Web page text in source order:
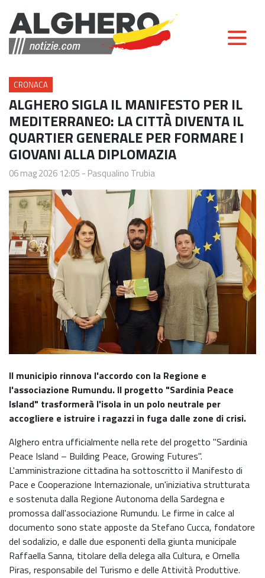
CRONACA
ALGHERO SIGLA IL MANIFESTO PER IL
MEDITERRANEO: LA CITTÀ DIVENTA IL
QUARTIER GENERALE PER FORMARE I
GIOVANI ALLA DIPLOMAZIA
06 mag 2026 12:05 - Pasqualino Trubia
Il municipio rinnova l'accordo con la Regione e
l'associazione Rumundu. Il progetto "Sardinia Peace
Island" trasformerà l'isola in un polo neutrale per
accogliere e istruire i ragazzi in fuga dalle zone di crisi.
Alghero entra ufficialmente nella rete del progetto "Sardinia
Peace Island – Building Peace, Growing Futures".
L'amministrazione cittadina ha sottoscritto il Manifesto di
Pace e Cooperazione Internazionale, un'iniziativa strutturata
e sostenuta dalla Regione Autonoma della Sardegna e
promossa dall'associazione Rumundu. Le firme in calce al
documento sono state apposte da Stefano Cucca, fondatore
del sodalizio, e dalle due esponenti della giunta municipale
Raffaella Sanna, titolare della delega alla Cultura, e Ornella
Piras, responsabile del Turismo e delle Attività Produttive.